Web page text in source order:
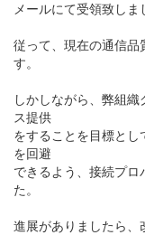
メールにて受領致しま
従って、現在の通信
す。
しかしながら、弊組
ス提供
をすることを目標と
を回避
できるよう、接続プ
た。
進展がありましたら、